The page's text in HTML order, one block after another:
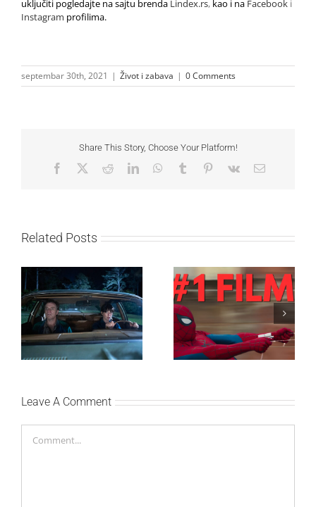
uključiti pogledajte na sajtu brenda Lindex.rs, kao i na Facebook i
Instagram profilima.
septembar 30th, 2021 | Život i zabava | 0 Comments
Share This Story, Choose Your Platform!
Facebook RedditLinkedInWhatsApp
Tumblr Pinterest
Vk Email
Related Posts
SF NIGHT: POSLEDNJI
DANI ULICE
HRASTOVA u Concept
Cinema i CineStar
bioskopima 12. avgusta
Najuspešnije otvaranje
studijskog filma u Srbiji:
Spajdermen: Novi dan
oborio rekord već prvog
vikenda
Leave A Comment